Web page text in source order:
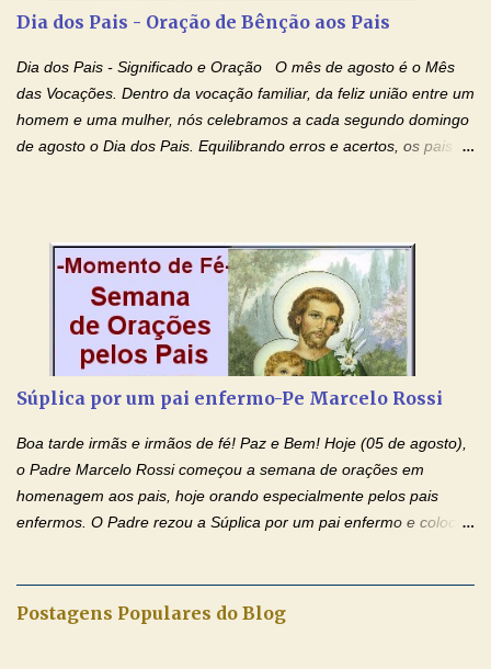
Mensagem do Padre Marcelo Rossi por E-mail: Amados!! Nesta
quarta feira, vamos orar pelas pessoas que sofrem com as
doenças do coração, NO SAGRADO CORAÇÃO DE JESUS E NO
IMACULADO CORAÇÃO DE MAR...
Dia dos Pais - Oração de Bênção aos Pais
Dia dos Pais - Significado e Oração O mês de agosto é o Mês
das Vocações. Dentro da vocação familiar, da feliz união entre um
homem e uma mulher, nós celebramos a cada segundo domingo
de agosto o Dia dos Pais. Equilibrando erros e acertos, os pais
conforto, boa alimentação, educação de qualidade. E, em geral,
procuram orientá-los para que enfrentem o mundo, com suas
alegrias, com seus dissabores. Acompanham-nos em suas
vitórias, em seus fracassos, em suas lutas. É claro que há
exceções, mas essas exceções só confirmam uma regra porque
estado natural, normal. O mundo de hoje apresenta anomalias
absurdas. Temos notícia de pais que torturam seus filhos, que os
desrespeitam, que espancam ou matam a mãe na presença dos
filhos. Mas isso não é o c...
Súplica por um pai enfermo-Pe Marcelo Rossi
Boa tarde irmãs e irmãos de fé! Paz e Bem! Hoje (05 de agosto),
o Padre Marcelo Rossi começou a semana de orações em
homenagem aos pais, hoje orando especialmente pelos pais
enfermos. O Padre rezou a Súplica por um pai enfermo e colocou
de Nossa Senhora. Adriana dos Anjos-Devoção e Fé Mensagem
Postagens Populares do Blog